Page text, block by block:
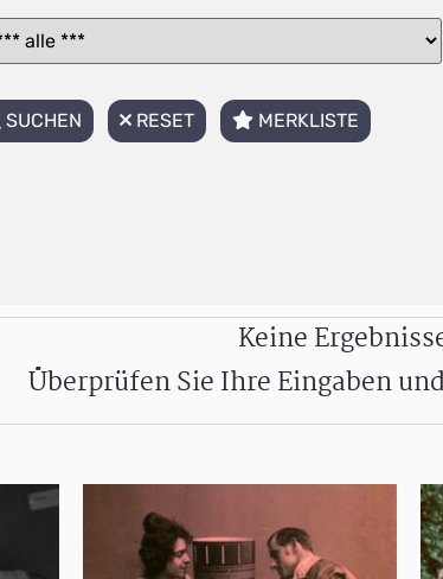
SUCHEN RESET MERKLISTE
Keine
Überprüfen Sie Ihre Eingaben